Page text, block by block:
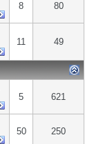
8 80
11 49
5 621
50 250